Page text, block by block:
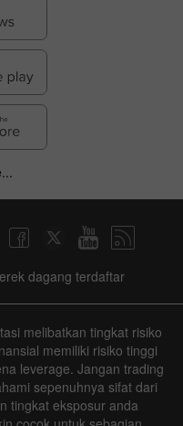
dagang terdaftar
melibatkan tingkat risiko
memiliki risiko tinggi
leverage. Jangan trading
sepenuhnya sifat dari
tingkat eksposur anda